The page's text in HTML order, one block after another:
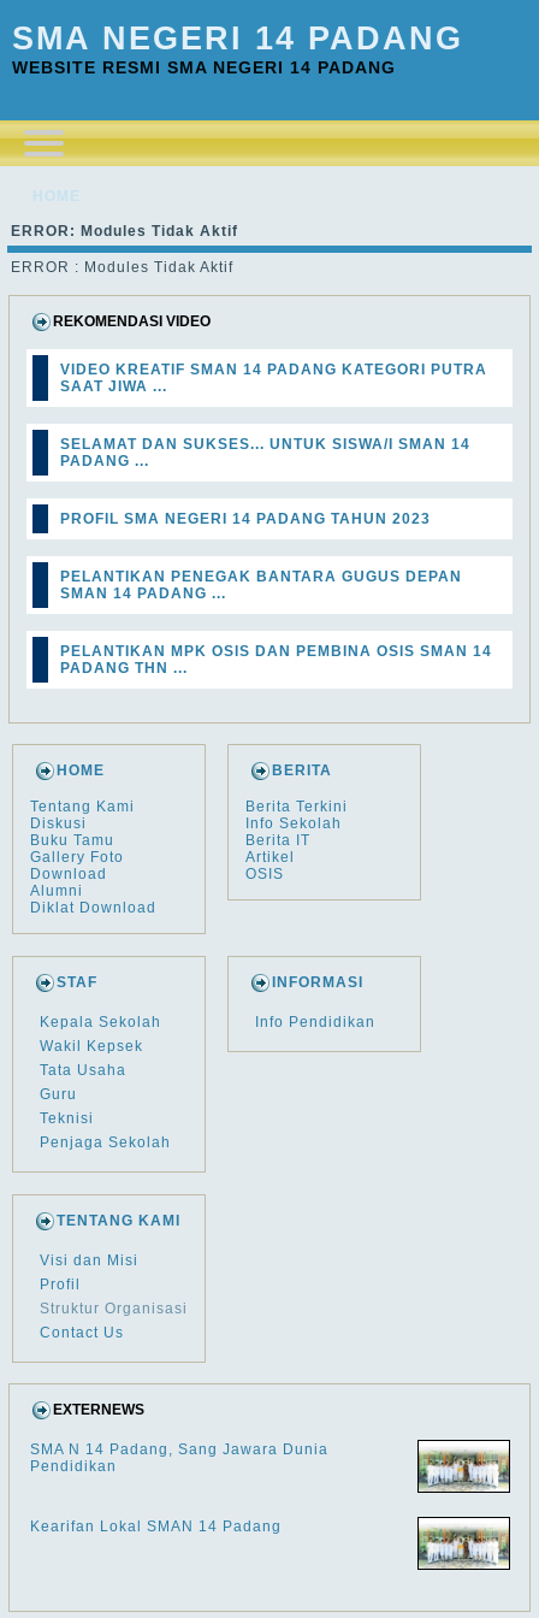
SMA NEGERI 14 PADANG
WEBSITE RESMI SMA NEGERI 14 PADANG
HOME
ERROR: Modules Tidak Aktif
ERROR : Modules Tidak Aktif
REKOMENDASI VIDEO
VIDEO KREATIF SMAN 14 PADANG KATEGORI PUTRA
SAAT JIWA ...
SELAMAT DAN SUKSES... UNTUK SISWA/I SMAN 14
PADANG ...
PROFIL SMA NEGERI 14 PADANG TAHUN 2023
PELANTIKAN PENEGAK BANTARA GUGUS DEPAN
SMAN 14 PADANG ...
PELANTIKAN MPK OSIS DAN PEMBINA OSIS SMAN 14
PADANG THN ...
HOME
Tentang Kami
Diskusi
Buku Tamu
Gallery Foto
Download
Alumni
Diklat Download
BERITA
Berita Terkini
Info Sekolah
Berita IT
Artikel
OSIS
STAF
Kepala Sekolah
Wakil Kepsek
Tata Usaha
Guru
Teknisi
Penjaga Sekolah
INFORMASI
Info Pendidikan
TENTANG KAMI
Visi dan Misi
Profil
Struktur Organisasi
Contact Us
EXTERNEWS
SMA N 14 Padang, Sang Jawara Dunia
Pendidikan
Kearifan Lokal SMAN 14 Padang